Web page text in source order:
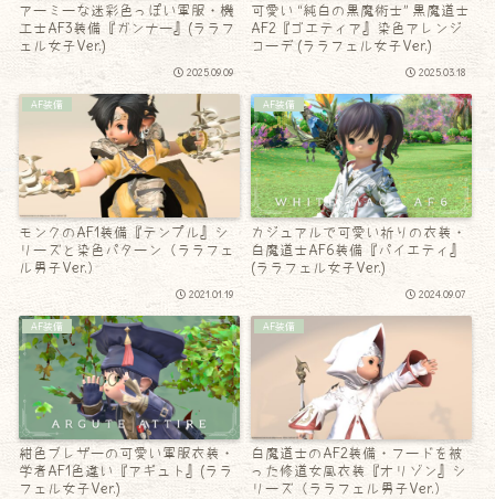
アーミーな迷彩色っぽい軍服・機
工士AF3装備『ガンナー』(ララフ
ェル女子Ver.)
2025.09.09
可愛い “純白の黒魔術士” 黒魔道士
AF2『ゴエティア』染色アレンジ
コーデ (ララフェル女子Ver.)
2025.03.18
AF装備
モンクのAF1装備『テンプル』シ
リーズと染色パターン（ララフェ
ル男子Ver.）
2021.01.19
AF装備
カジュアルで可愛い祈りの衣装・
白魔道士AF6装備『パイエティ』
(ララフェル女子Ver.)
2024.09.07
AF装備
紺色ブレザーの可愛い軍服衣装・
学者AF1色違い『アギュト』(ララ
フェル女子Ver.)
AF装備
白魔道士のAF2装備・フードを被
った修道女風衣装『オリゾン』シ
リーズ（ララフェル男子Ver.）